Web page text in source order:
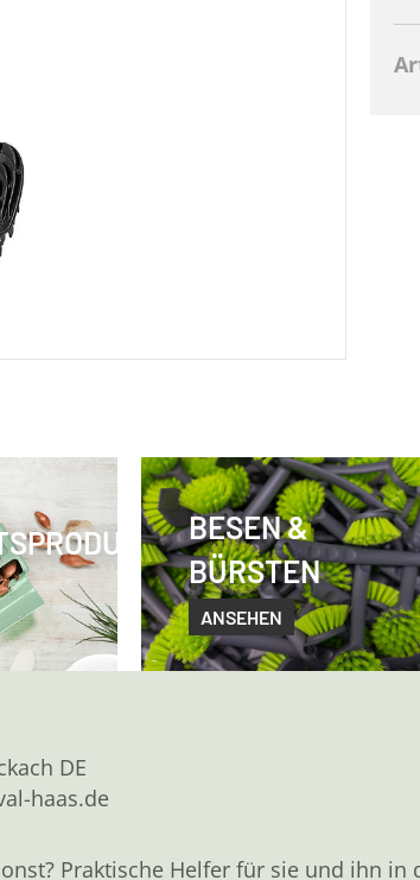
BESEN &
BÜRSTEN
ANSEHEN
DE
haas.de
Praktische Helfer für sie und ihn in